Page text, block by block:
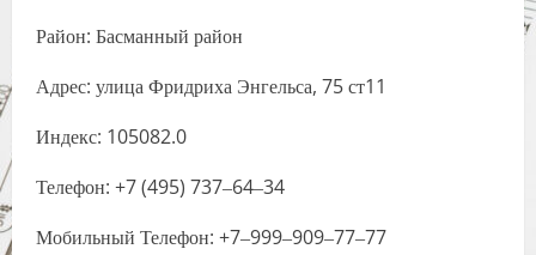
Район: Басманный район
Адрес: улица Фридриха Энгельса, 75 ст11
Индекс: 105082.0
Телефон: +7 (495) 737‒64‒34
Мобильный Телефон: +7‒999‒909‒77‒77